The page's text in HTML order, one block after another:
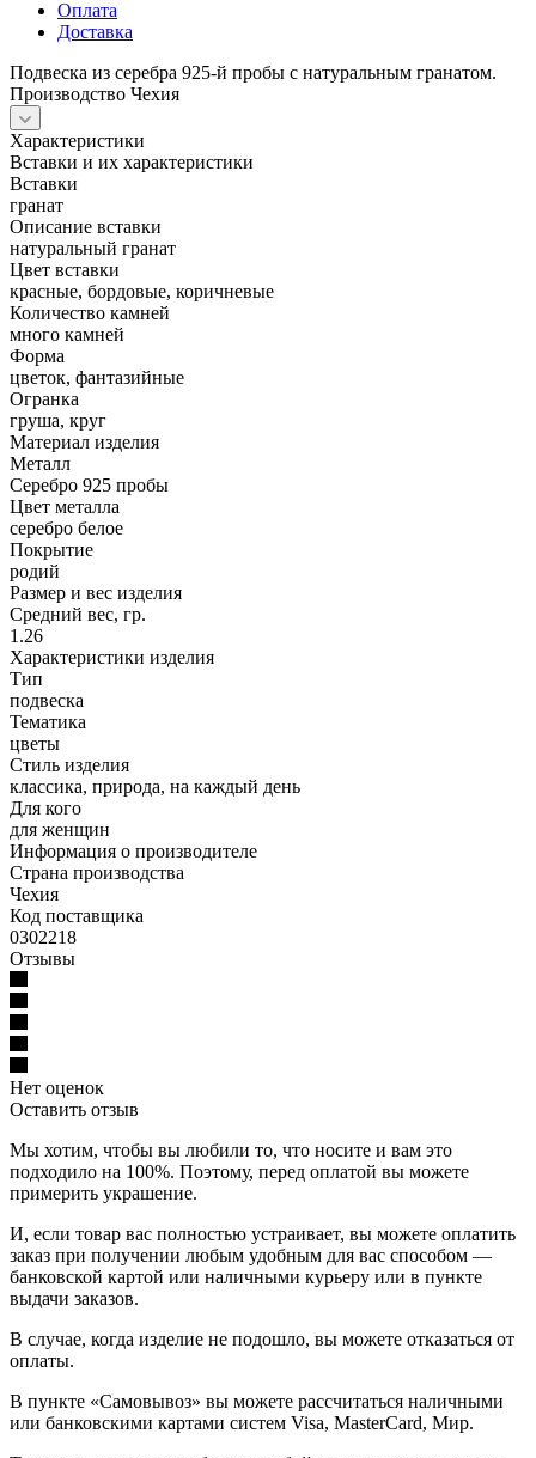
Оплата
Доставка
Подвеска из серебра 925-й пробы с натуральным гранатом.
Производство Чехия
Характеристики
Вставки и их характеристики
Вставки
гранат
Описание вставки
натуральный гранат
Цвет вставки
красные, бордовые, коричневые
Количество камней
много камней
Форма
цветок, фантазийные
Огранка
груша, круг
Материал изделия
Металл
Серебро 925 пробы
Цвет металла
серебро белое
Покрытие
родий
Размер и вес изделия
Средний вес, гр.
1.26
Характеристики изделия
Тип
подвеска
Тематика
цветы
Стиль изделия
классика, природа, на каждый день
Для кого
для женщин
Информация о производителе
Страна производства
Чехия
Код поставщика
0302218
Отзывы
Нет оценок
Оставить отзыв
Мы хотим, чтобы вы любили то, что носите и вам это
подходило на 100%. Поэтому, перед оплатой вы можете
примерить украшение.
И, если товар вас полностью устраивает, вы можете оплатить
заказ при получении любым удобным для вас способом —
банковской картой или наличными курьеру или в пункте
выдачи заказов.
В случае, когда изделие не подошло, вы можете отказаться от
оплаты.
В пункте «Самовывоз» вы можете рассчитаться наличными
или банковскими картами систем Visa, MasterCard, Мир.